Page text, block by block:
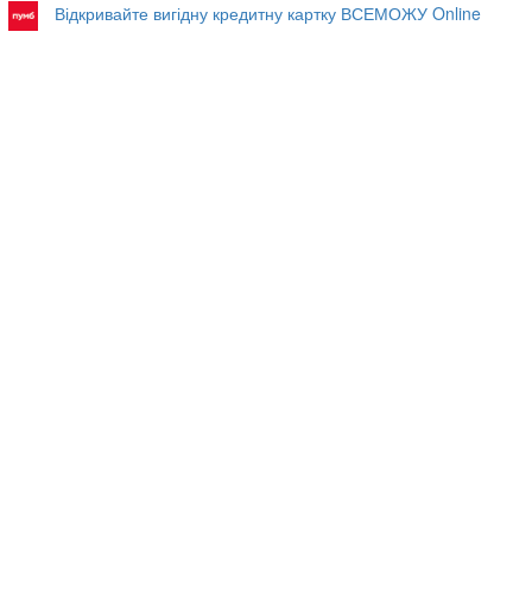
Відкривайте вигідну кредитну картку ВСЕМОЖУ Online